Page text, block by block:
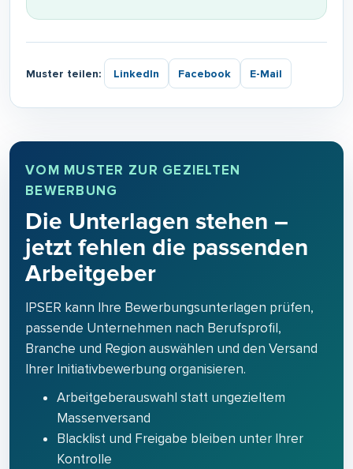
Muster teilen: LinkedIn Facebook E-Mail
VOM MUSTER ZUR GEZIELTEN
BEWERBUNG
Die Unterlagen stehen –
jetzt fehlen die passenden
Arbeitgeber
IPSER kann Ihre Bewerbungsunterlagen prüfen,
passende Unternehmen nach Berufsprofil,
Branche und Region auswählen und den Versand
Ihrer Initiativbewerbung organisieren.
Arbeitgeberauswahl statt ungezieltem
Massenversand
Blacklist und Freigabe bleiben unter Ihrer
Kontrolle